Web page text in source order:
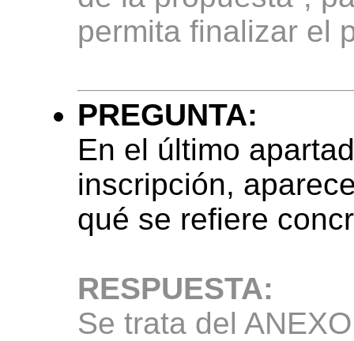
permita finalizar el
PREGUNTA:
En el último
inscripción,
qué se refiere
RESPUESTA:
Se trata del